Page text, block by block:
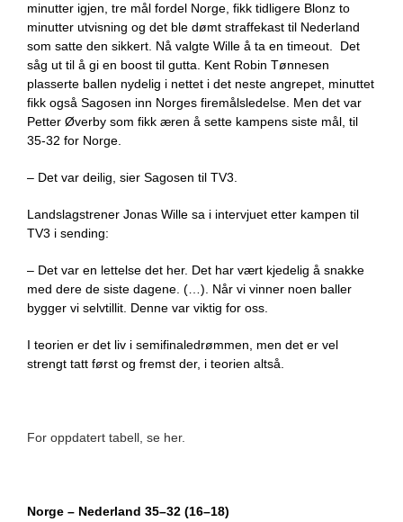
minutter igjen, tre mål fordel Norge, fikk tidligere Blonz to
minutter utvisning og det ble dømt straffekast til Nederland
som satte den sikkert. Nå valgte Wille å ta en timeout. Det
såg ut til å gi en boost til gutta. Kent Robin Tønnesen
plasserte ballen nydelig i nettet i det neste angrepet, minuttet
fikk også Sagosen inn Norges firemålsledelse. Men det var
Petter Øverby som fikk æren å sette kampens siste mål, til
35-32 for Norge.
– Det var deilig, sier Sagosen til TV3.
Landslagstrener Jonas Wille sa i intervjuet etter kampen til
TV3 i sending:
– Det var en lettelse det her. Det har vært kjedelig å snakke
med dere de siste dagene. (…). Når vi vinner noen baller
bygger vi selvtillit. Denne var viktig for oss.
I teorien er det liv i semifinaledrømmen, men det er vel
strengt tatt først og fremst der, i teorien altså.
For oppdatert tabell, se her.
Norge – Nederland 35–32 (16–18)